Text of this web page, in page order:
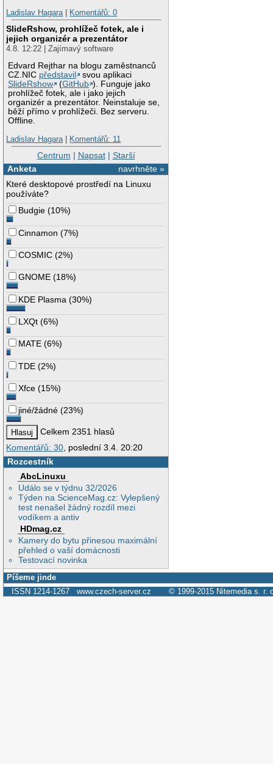
Ladislav Hagara| Komentářů: 0
SlideRshow, prohlížeč fotek, ale i
jejich organizér a prezentátor
4.8. 12:22 | Zajímavý software
Edvard Rejthar na blogu zaměstnanců
CZ.NIC představil
svou aplikaci
SlideRshow
(GitHub ). Funguje jako
prohlížeč fotek, ale i jako jejich
organizér a prezentátor. Neinstaluje se,
běží přímo v prohlížeči. Bez serveru.
Offline.
Ladislav Hagara| Komentářů: 11
Centrum | Napsat| Starší
navrhněte »
Anketa
Které desktopové prostředí na Linuxu
používáte?
Budgie (10%)
Cinnamon (7%)
COSMIC (2%)
GNOME (18%)
KDE Plasma (30%)
LXQt (6%)
MATE (6%)
TDE (2%)
Xfce (15%)
jiné/žádné (23%)
Celkem 2351 hlasů
Komentářů: 30 , poslední 3.4. 20:20
Rozcestník
AbcLinuxu
Událo se v týdnu 32/2026
Týden na ScienceMag.cz: Vylepšený
test nenašel žádný rozdíl mezi
vodíkem a antiv
HDmag.cz
Kamery do bytu přinesou maximální
přehled o vaší domácnosti
Testovací novinka
Píšeme jinde
ISSN 1214-1267 www.czech-server.cz © 1999-2015 Nitemedia s. r.